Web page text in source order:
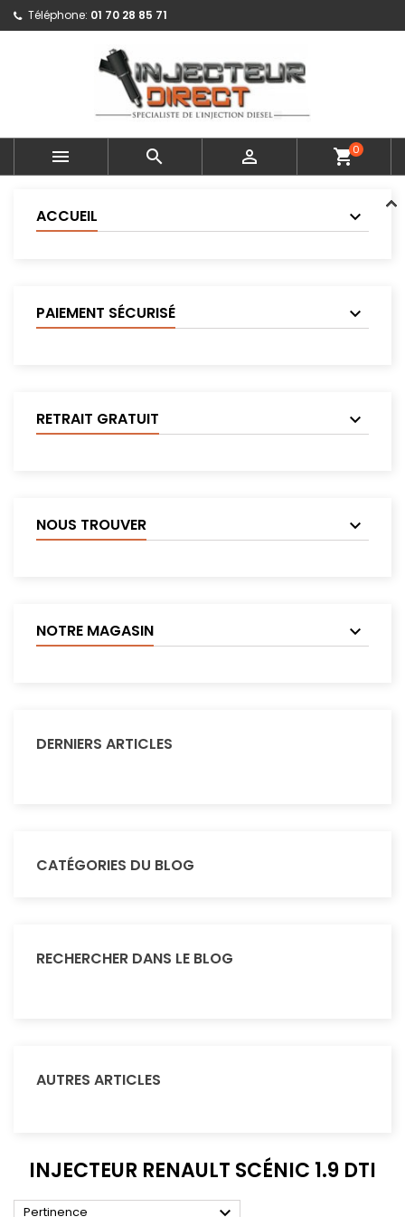
Téléphone: 01 70 28 85 71
   shopping_cart0
ACCUEIL
PAIEMENT SÉCURISÉ
RETRAIT GRATUIT
NOUS TROUVER
NOTRE MAGASIN
DERNIERS ARTICLES
CATÉGORIES DU BLOG
RECHERCHER DANS LE BLOG
AUTRES ARTICLES
INJECTEUR RENAULT SCÉNIC 1.9 DTI
Pertinence